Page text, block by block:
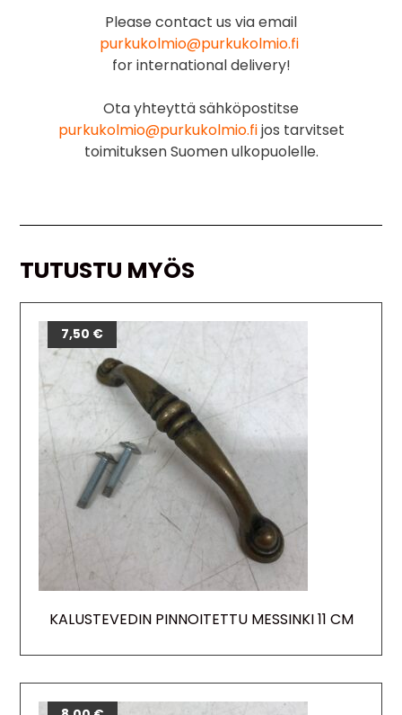
Please contact us via email
purkukolmio@purkukolmio.fi
for international delivery!
Ota yhteyttä sähköpostitse
purkukolmio@purkukolmio.fijos tarvitset
toimituksen Suomen ulkopuolelle.
TUTUSTU MYÖS
KALUSTEVEDIN PINNOITETTU MESSINKI 11 CM
7,50 €